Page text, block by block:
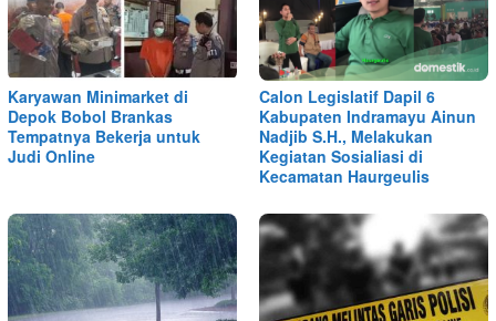
Karyawan Minimarket di
Depok Bobol Brankas
Tempatnya Bekerja untuk
Judi Online
Calon Legislatif Dapil 6
Kabupaten Indramayu Ainun
Nadjib S.H., Melakukan
Kegiatan Sosialiasi di
Kecamatan Haurgeulis